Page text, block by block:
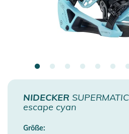
NIDECKER
escape cyan
Größe: